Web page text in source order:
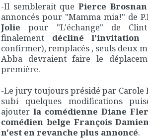
-Il semblerait quePierce
annoncés pour "Mamma mia!" de
Jolie pour "L'échange" de
finalement décliné l'invitation
confirmer), remplacés , seuls deux
Abba devraient faire le
première.
-Le jury toujours présidé par Carole
subi quelques modifications
ajouter la comédienne Diane
comédien belge François
n'est en revanche plus annoncé.